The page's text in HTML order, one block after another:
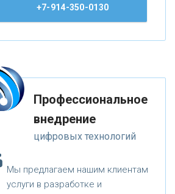
+7-914-350-0130
Профессиональное
внедрение
цифровых технологий
Мы предлагаем нашим клиентам
услуги в разработке и